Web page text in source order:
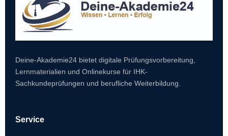
Deine-Akademie24 bietet digitale Prüfungsvorbereitung,
Lernmaterialien und Onlinekurse für IHK-
Sachkundeprüfungen und berufliche Weiterbildung.
Service